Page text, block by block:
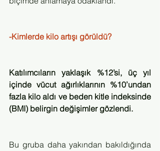
-Kimlerde kilo artışı görüldü?
Katılımcıların yaklaşık %12’si, üç yıl
içinde vücut ağırlıklarının %10’undan
fazla kilo aldı ve beden kitle indeksinde
(BMI) belirgin değişimler gözlendi.
Bu gruba daha yakından bakıldığında